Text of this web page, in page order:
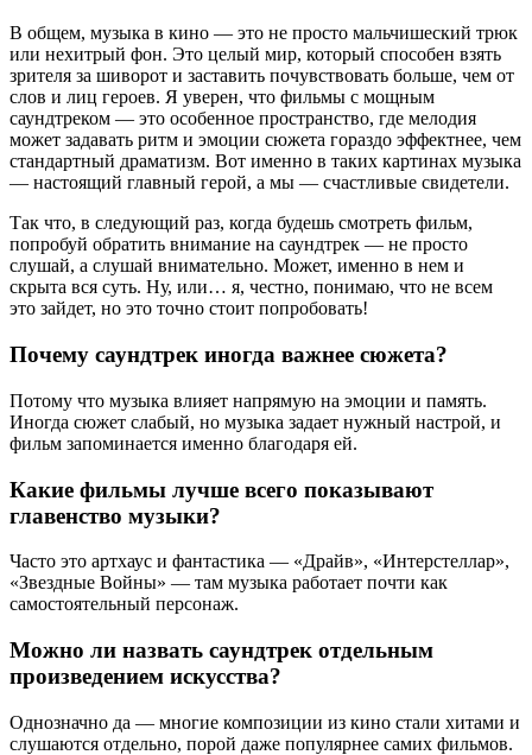
В общем, музыка в кино — это не просто мальчишеский трюк
или нехитрый фон. Это целый мир, который способен взять
зрителя за шиворот и заставить почувствовать больше, чем от
слов и лиц героев. Я уверен, что фильмы с мощным
саундтреком — это особенное пространство, где мелодия
может задавать ритм и эмоции сюжета гораздо эффектнее, чем
стандартный драматизм. Вот именно в таких картинах музыка
— настоящий главный герой, а мы — счастливые свидетели.
Так что, в следующий раз, когда будешь смотреть фильм,
попробуй обратить внимание на саундтрек — не просто
слушай, а слушай внимательно. Может, именно в нем и
скрыта вся суть. Ну, или… я, честно, понимаю, что не всем
это зайдет, но это точно стоит попробовать!
Почему саундтрек иногда важнее сюжета?
Потому что музыка влияет напрямую на эмоции и память.
Иногда сюжет слабый, но музыка задает нужный настрой, и
фильм запоминается именно благодаря ей.
Какие фильмы лучше всего показывают
главенство музыки?
Часто это артхаус и фантастика — «Драйв», «Интерстеллар»,
«Звездные Войны» — там музыка работает почти как
самостоятельный персонаж.
Можно ли назвать саундтрек отдельным
произведением искусства?
Однозначно да — многие композиции из кино стали хитами и
слушаются отдельно, порой даже популярнее самих фильмов.